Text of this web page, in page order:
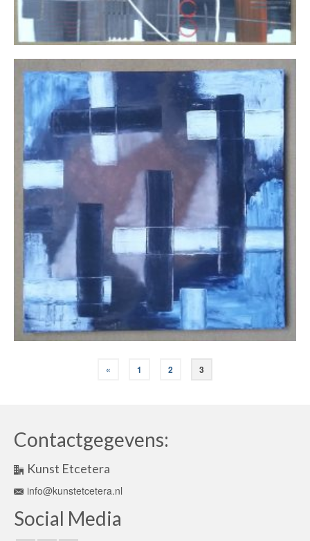
« 1 2 3
Contactgegevens:
Kunst Etcetera
info@kunstetcetera.nl
Social Media